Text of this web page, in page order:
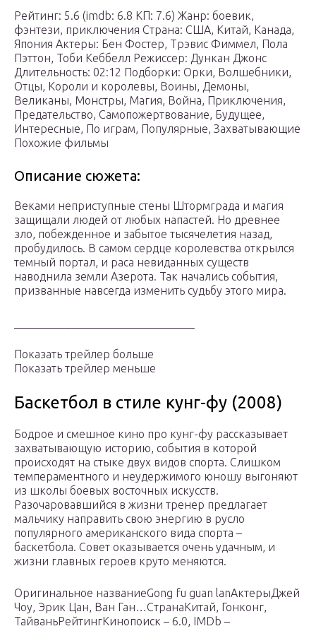
Рейтинг: 5.6 (imdb: 6.8 КП: 7.6) Жанр: боевик,
фэнтези, приключения Страна: США, Китай, Канада,
Япония Актеры: Бен Фостер, Трэвис Фиммел, Пола
Пэттон, Тоби Кеббелл Режиссер: Дункан Джонс
Длительность: 02:12 Подборки: Орки, Волшебники,
Отцы, Короли и королевы, Воины, Демоны,
Великаны, Монстры, Магия, Война, Приключения,
Предательство, Самопожертвование, Будущее,
Интересные, По играм, Популярные, Захватывающие
Похожие фильмы
Описание сюжета:
Веками неприступные стены Штормграда и магия
защищали людей от любых напастей. Но древнее
зло, побежденное и забытое тысячелетия назад,
пробудилось. В самом сердце королевства открылся
темный портал, и раса невиданных существ
наводнила земли Азерота. Так начались события,
призванные навсегда изменить судьбу этого мира.
Показать трейлер больше
Показать трейлер меньше
Баскетбол в стиле кунг-фу (2008)
Бодрое и смешное кино про кунг-фу рассказывает
захватывающую историю, события в которой
происходят на стыке двух видов спорта. Слишком
темпераментного и неудержимого юношу выгоняют
из школы боевых восточных искусств.
Разочаровавшийся в жизни тренер предлагает
мальчику направить свою энергию в русло
популярного американского вида спорта –
баскетбола. Совет оказывается очень удачным, и
жизни главных героев круто меняются.
Оригинальное названиеGong fu guan lanАктерыДжей
Чоу, Эрик Цан, Ван Ган…СтранаКитай, Гонконг,
ТайваньРейтингКинопоиск – 6.0, IMDb –